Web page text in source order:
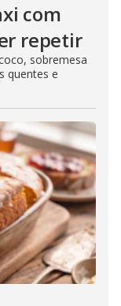
com
repetir
sobremesa
quentes e